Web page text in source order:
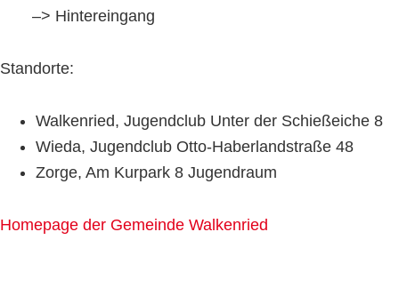
–> Hintereingang
Standorte:
Walkenried, Jugendclub Unter der Schießeiche 8
Wieda, Jugendclub Otto-Haberlandstraße 48
Zorge, Am Kurpark 8 Jugendraum
Homepage der Gemeinde Walkenried